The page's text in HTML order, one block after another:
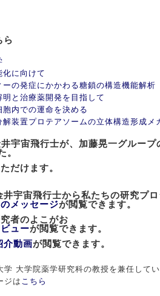
ら
に向けて
の発症にかかわる糖鎖の構造機能解析
と治療薬開発を目指して
内での運命を決める
装置プロテアソームの立体構造形成メ
宇宙飛行士が、加藤晃一グループ
。
だけます。
宇宙飛行士から私たちの研究プ
メッセージが閲覧できます。
究者のよこがお
ューが閲覧できます。
介動画が閲覧できます。
大学院薬学研究科の教授を兼任してい
ジは こちら